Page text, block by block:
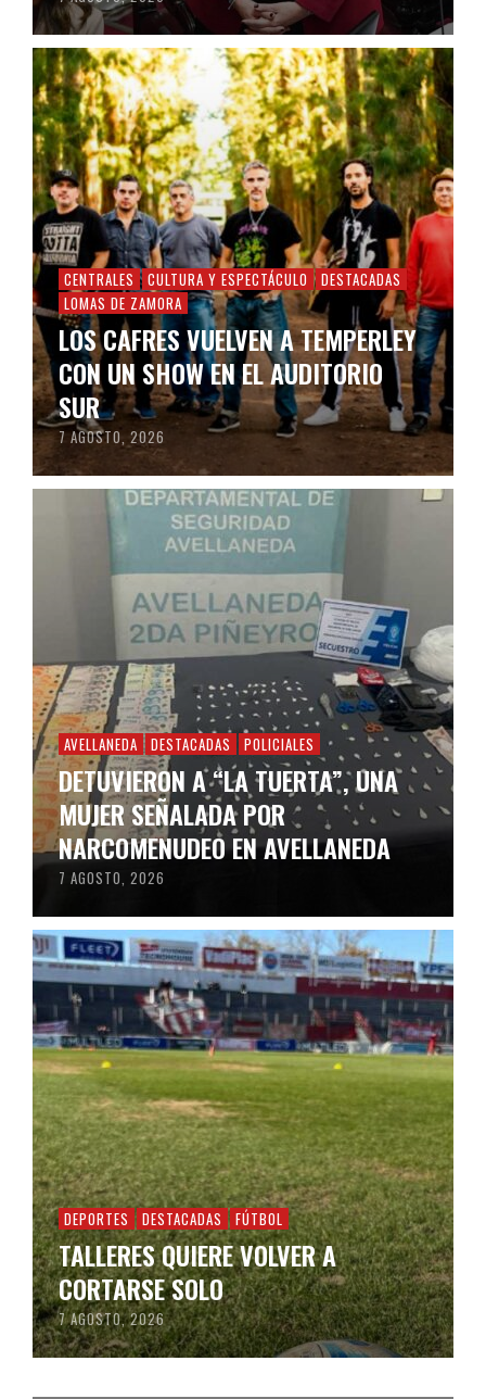
CENTRALES CULTURA Y ESPECTÁCULO
DESTACADAS
LOMAS DE ZAMORA
LOS CAFRES VUELVEN A TEMPERLEY
CON UN SHOW EN EL AUDITORIO
SUR
7 AGOSTO, 2026
AVELLANEDA DESTACADAS POLICIALES
DETUVIERON A “LA TUERTA”, UNA
MUJER SEÑALADA POR
NARCOMENUDEO EN AVELLANEDA
7 AGOSTO, 2026
DEPORTES DESTACADAS FÚTBOL
TALLERES QUIERE VOLVER A
CORTARSE SOLO
7 AGOSTO, 2026